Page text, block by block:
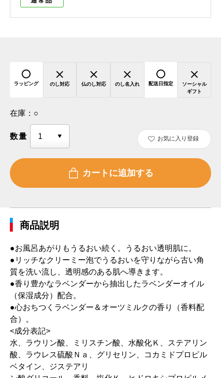
ラッピング のし対応 仏のし対応 のし名入れ 配送日指定
ソーシャル
ギフト
在庫： ○
数量 お気に入り登録
商品説明
●お風呂あがりもうるおい続く。うるおい透明肌に。
●リッチなクリーミー泡でうるおいを守りながら古い角
質を洗い流し、透明感のある肌へ導きます。
●香り豊かなラベンダーから抽出したラベンダーオイル
（保湿成分）配合。
●心おちつくラベンダー＆オーツミルクの香り（香料配
合）。
<成分表記>
水、ラウリン酸、ミリスチン酸、水酸化Ｋ、ステアリン
酸、ラウレス硫酸Ｎａ、グリセリン、コカミドプロピル
ベタイン、ジステアリ